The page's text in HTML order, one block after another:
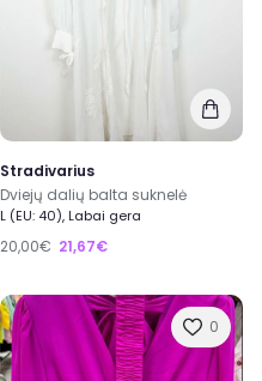
Stradivarius
Dviejų dalių balta suknelė
L (EU: 40), Labai gera
20,00€ 21,67€
0